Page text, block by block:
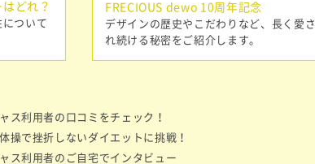
どれ？
について
FRECIOUS dewo 10周年記念
デザインの歴史やこだわりなど、長く愛さ
れ続ける秘密をご紹介します。
ス利用者の口コミをチェック！
操で挫折しないダイエットに挑戦！
ス利用者のご自宅でインタビュー